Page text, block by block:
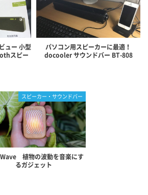
ュー 小型
スピー
パソコン用スピーカーに最適！
docooler サウンドバー BT-808
スピーカー・サウンドバー
植物の波動を音楽にす
るガジェット